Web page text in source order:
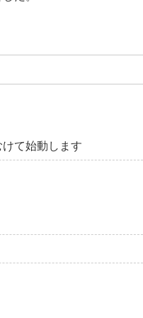
て始動します